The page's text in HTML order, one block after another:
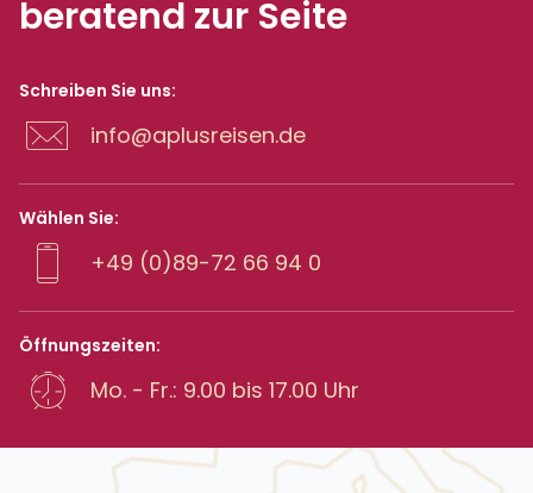
beratend zur Seite
Schreiben Sie uns:
info@aplusreisen.de
Wählen Sie:
+49 (0)89-72 66 94 0
Öffnungszeiten:
Mo. - Fr.: 9.00 bis 17.00 Uhr